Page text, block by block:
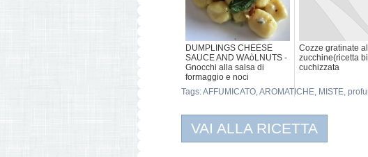
DUMPLINGS CHEESE
SAUCE AND WAòLNUTS -
Gnocchi alla salsa di
formaggio e noci
Cozze gratinate
zucchine(ricetta
cuchizzata
Tags:AFFUMICATO,AROMATICHE, MISTE,
VAI ALLA RICETTA